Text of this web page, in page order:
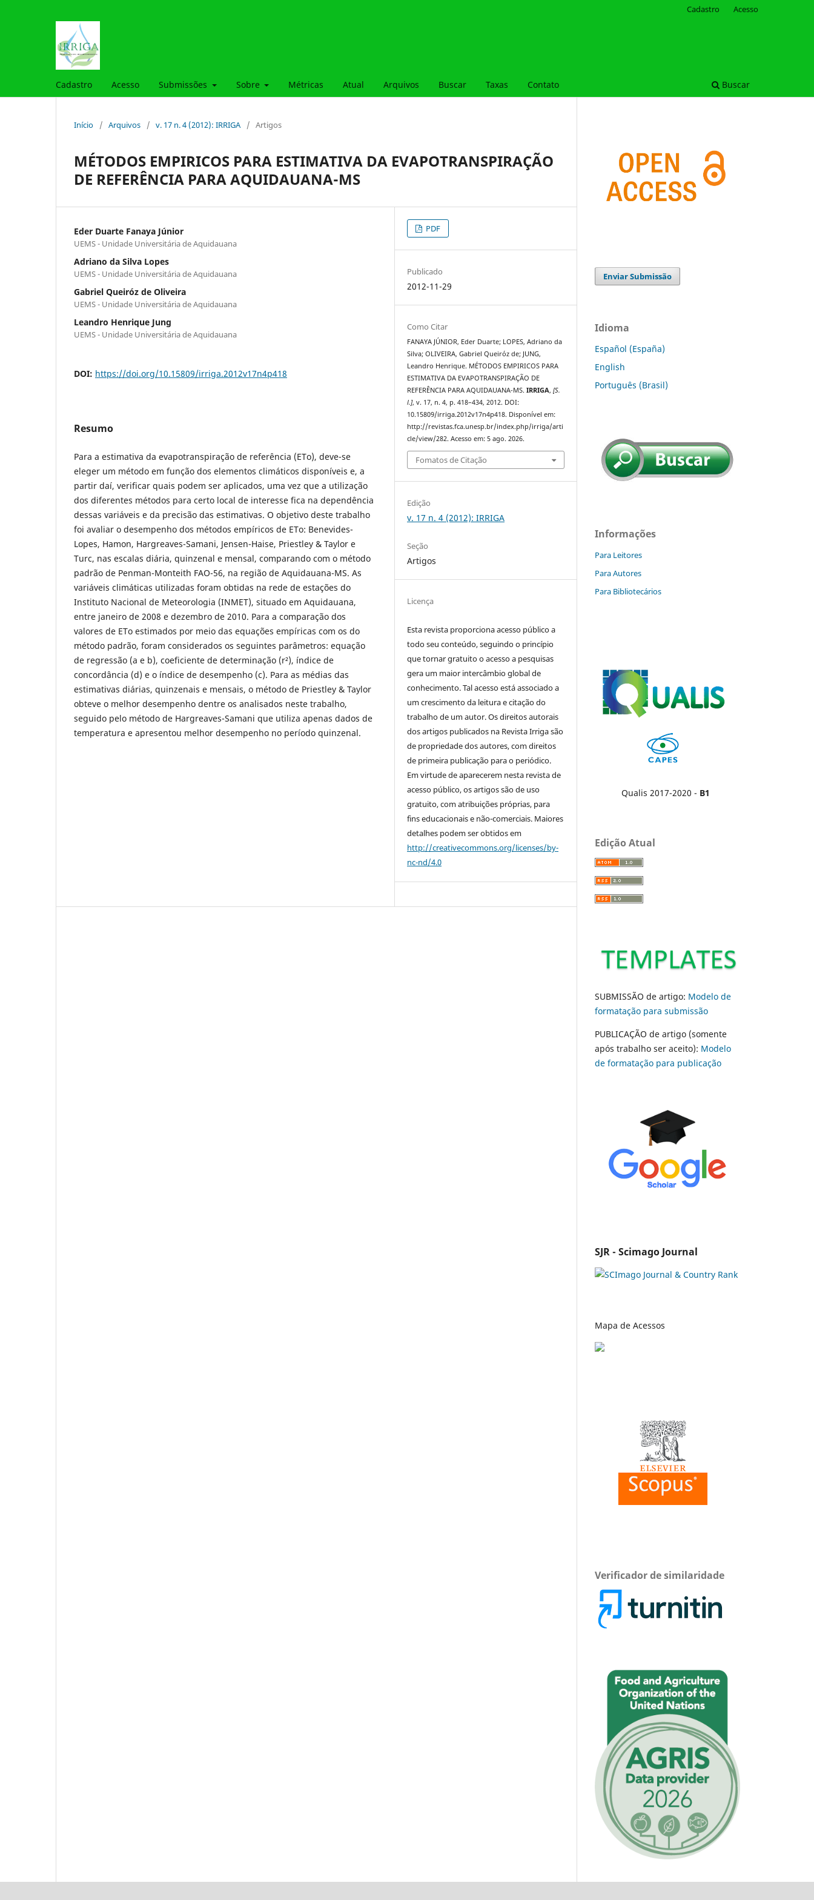
Cadastro Acesso Submissões Sobre Métricas Atual Arquivos Buscar Taxas Contato Buscar
Cadastro Acesso
Início / Arquivos / v. 17 n. 4 (2012): IRRIGA / Artigos
MÉTODOS EMPIRICOS PARA ESTIMATIVA DA EVAPOTRANSPIRAÇÃO
DE REFERÊNCIA PARA AQUIDAUANA-MS
Eder Duarte Fanaya Júnior
UEMS - Unidade Universitária de Aquidauana
Adriano da Silva Lopes
UEMS - Unidade Universitária de Aquidauana
Gabriel Queiróz de Oliveira
UEMS - Unidade Universitária de Aquidauana
Leandro Henrique Jung
UEMS - Unidade Universitária de Aquidauana
DOI: https://doi.org/10.15809/irriga.2012v17n4p418
Resumo
Para a estimativa da evapotranspiração de referência (ETo), deve-se
eleger um método em função dos elementos climáticos disponíveis e, a
partir daí, verificar quais podem ser aplicados, uma vez que a utilização
dos diferentes métodos para certo local de interesse fica na dependência
dessas variáveis e da precisão das estimativas. O objetivo deste trabalho
foi avaliar o desempenho dos métodos empíricos de ETo: Benevides-
Lopes, Hamon, Hargreaves-Samani, Jensen-Haise, Priestley & Taylor e
Turc, nas escalas diária, quinzenal e mensal, comparando com o método
padrão de Penman-Monteith FAO-56, na região de Aquidauana-MS. As
variáveis climáticas utilizadas foram obtidas na rede de estações do
Instituto Nacional de Meteorologia (INMET), situado em Aquidauana,
entre janeiro de 2008 e dezembro de 2010. Para a comparação dos
valores de ETo estimados por meio das equações empíricas com os do
método padrão, foram considerados os seguintes parâmetros: equação
de regressão (a e b), coeficiente de determinação (r²), índice de
concordância (d) e o índice de desempenho (c). Para as médias das
estimativas diárias, quinzenais e mensais, o método de Priestley & Taylor
obteve o melhor desempenho dentre os analisados neste trabalho,
seguido pelo método de Hargreaves-Samani que utiliza apenas dados de
temperatura e apresentou melhor desempenho no período quinzenal.
PDF
Publicado
2012-11-29
Como Citar
FANAYA JÚNIOR, Eder Duarte; LOPES, Adriano da
Silva; OLIVEIRA, Gabriel Queiróz de; JUNG,
Leandro Henrique. MÉTODOS EMPIRICOS PARA
ESTIMATIVA DA EVAPOTRANSPIRAÇÃO DE
REFERÊNCIA PARA AQUIDAUANA-MS.IRRIGA,[S.
l.], v. 17, n. 4, p. 418–434, 2012. DOI:
10.15809/irriga.2012v17n4p418. Disponível em:
http://revistas.fca.unesp.br/index.php/irriga/arti
cle/view/282. Acesso em: 5 ago. 2026.
Fomatos de Citação
Edição
v. 17 n. 4 (2012): IRRIGA
Seção
Artigos
Licença
Esta revista proporciona acesso público a
todo seu conteúdo, seguindo o princípio
que tornar gratuito o acesso a pesquisas
gera um maior intercâmbio global de
conhecimento. Tal acesso está associado a
um crescimento da leitura e citação do
trabalho de um autor. Os direitos autorais
dos artigos publicados na Revista Irriga são
de propriedade dos autores, com direitos
de primeira publicação para o periódico.
Em virtude de aparecerem nesta revista de
acesso público, os artigos são de uso
gratuito, com atribuições próprias, para
fins educacionais e não-comerciais. Maiores
detalhes podem ser obtidos em
http://creativecommons.org/licenses/by-
nc-nd/4.0
Enviar Submissão
Idioma
Español (España)
English
Português (Brasil)
Informações
Para Leitores
Para Autores
Para Bibliotecários
Qualis 2017-2020 - B1
Edição Atual
SUBMISSÃO de artigo: Modelo de
formatação para submissão
PUBLICAÇÃO de artigo (somente
após trabalho ser aceito): Modelo
de formatação para publicação
SJR - Scimago Journal
Mapa de Acessos
Verificador de similaridade